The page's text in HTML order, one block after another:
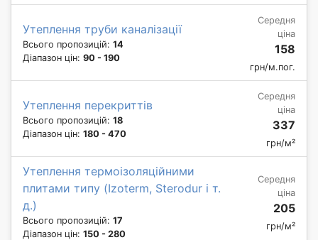
Утеплення труби каналізації
Всього пропозицій: 14
Діапазон цін: 90 - 190
Середня
ціна
158
грн/м.пог.
Утеплення перекриттів
Всього пропозицій: 18
Діапазон цін: 180 - 470
Середня
ціна
337
грн/м²
Утеплення термоізоляційними
плитами типу (Izoterm, Sterodur і т.
д.)
Всього пропозицій: 17
Діапазон цін: 150 - 280
Середня
ціна
205
грн/м²